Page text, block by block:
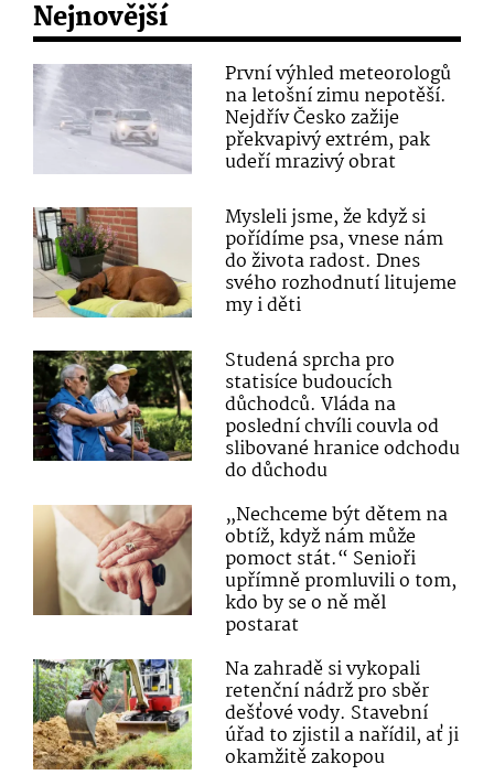
Nejnovější
První výhled meteorologů
na letošní zimu nepotěší.
Nejdřív Česko zažije
překvapivý extrém, pak
udeří mrazivý obrat
Mysleli jsme, že když si
pořídíme psa, vnese nám
do života radost. Dnes
svého rozhodnutí litujeme
my i děti
Studená sprcha pro
statisíce budoucích
důchodců. Vláda na
poslední chvíli couvla od
slibované hranice odchodu
do důchodu
„Nechceme být dětem na
obtíž, když nám může
pomoct stát.“ Senioři
upřímně promluvili o tom,
kdo by se o ně měl
postarat
Na zahradě si vykopali
retenční nádrž pro sběr
dešťové vody. Stavební
úřad to zjistil a nařídil, ať ji
okamžitě zakopou